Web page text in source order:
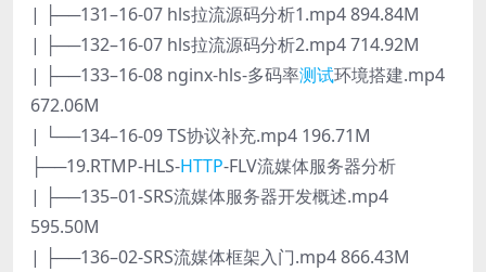
| ├──131–16-07 hls拉流源码分析1.mp4 894.84M
| ├──132–16-07 hls拉流源码分析2.mp4 714.92M
| ├──133–16-08 nginx-hls-多码率测试环境搭建.mp4
672.06M
| └──134–16-09 TS协议补充.mp4 196.71M
├──19.RTMP-HLS-HTTP-FLV流媒体服务器分析
| ├──135–01-SRS流媒体服务器开发概述.mp4
595.50M
| ├──136–02-SRS流媒体框架入门.mp4 866.43M